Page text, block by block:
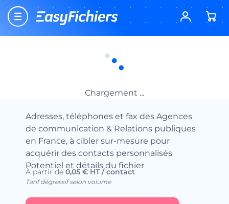
Chargement ...
Accueil
Fichiers d’entreprises
Fichier des Agences de RP &
Adresses, téléphones et fax des Agences
de communication & Relations publiques
en France, à cibler sur-mesure pour
acquérir des contacts personnalisés
Potentiel et détails du fichier
À partir de 0,05 € HT / contact
Tarif dégressif selon volume